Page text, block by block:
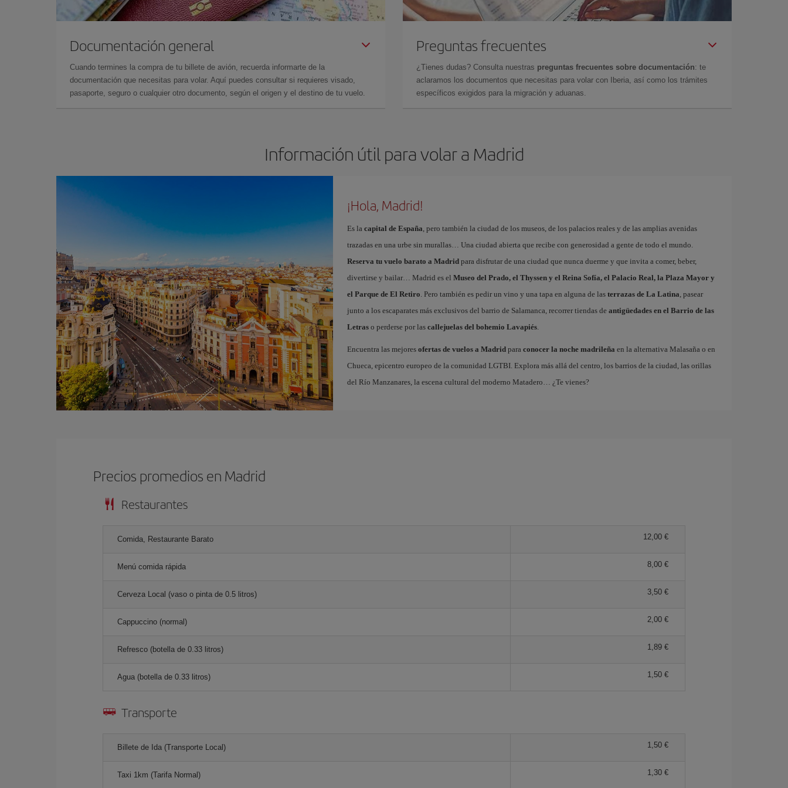
Documentación general
Cuando termines la compra de tu billete de avión, recuerda informarte de la
documentación que necesitas para volar. Aquí puedes consultar si requieres visado,
pasaporte, seguro o cualquier otro documento, según el origen y el destino de tu vuelo.
Preguntas frecuentes
¿Tienes dudas? Consulta nuestras preguntas frecuentes sobre documentación: te
aclaramos los documentos que necesitas para volar con Iberia, así como los trámites
específicos exigidos para la migración y aduanas.
Información útil para volar a Madrid
¡Hola, Madrid!
Es la capital de España, pero también la ciudad de los museos, de los palacios reales y de las amplias avenidas
trazadas en una urbe sin murallas… Una ciudad abierta que recibe con generosidad a gente de todo el mundo.
Reserva tu vuelo barato a Madridpara disfrutar de una ciudad que nunca duerme y que invita a comer, beber,
divertirse y bailar… Madrid es el Museo del Prado, el Thyssen y el Reina Sofía, el Palacio Real, la Plaza Mayor y
el Parque de El Retiro. Pero también es pedir un vino y una tapa en alguna de las terrazas de La Latina, pasear
junto a los escaparates más exclusivos del barrio de Salamanca, recorrer tiendas de antigüedades en el Barrio de las
Letraso perderse por las callejuelas del bohemio Lavapiés.
Encuentra las mejores ofertas de vuelos a Madridpara conocer la noche madrileña en la alternativa Malasaña o en
Chueca, epicentro europeo de la comunidad LGTBI. Explora más allá del centro, los barrios de la ciudad, las orillas
del Río Manzanares, la escena cultural del moderno Matadero… ¿Te vienes?
Precios promedios en Madrid
Restaurantes
Comida, Restaurante Barato 12,00 €
Menú comida rápida 8,00 €
Cerveza Local (vaso o pinta de 0.5 litros) 3,50 €
Cappuccino (normal) 2,00 €
Refresco (botella de 0.33 litros) 1,89 €
Agua (botella de 0.33 litros) 1,50 €
Transporte
Billete de Ida (Transporte Local) 1,50 €
Taxi 1km (Tarifa Normal) 1,30 €